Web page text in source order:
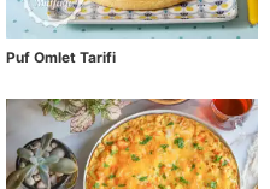
Puf Omlet Tarifi